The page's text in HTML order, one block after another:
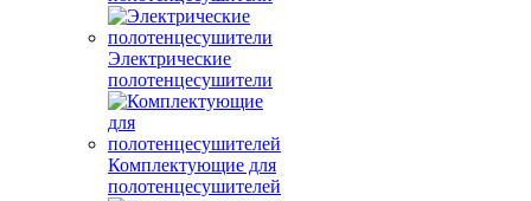
Электрические
полотенцесушители
Комплектующие для
полотенцесушителей